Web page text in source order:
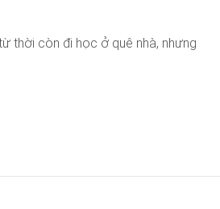
thời còn đi học ở quê nhà, nhưng